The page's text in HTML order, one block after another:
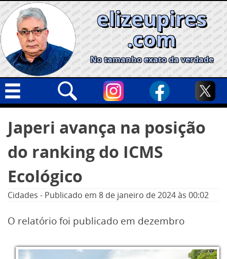
Skip
to
content
elizeupires
.com
No tamanho exato da verdade
Geral
Cidades
Política
Informe especial
por:
Japeri avança na posição
do ranking do ICMS
Ecológico
Cidades - Publicado em 8 de janeiro de 2024às 00:02
O relatório foi publicado em dezembro